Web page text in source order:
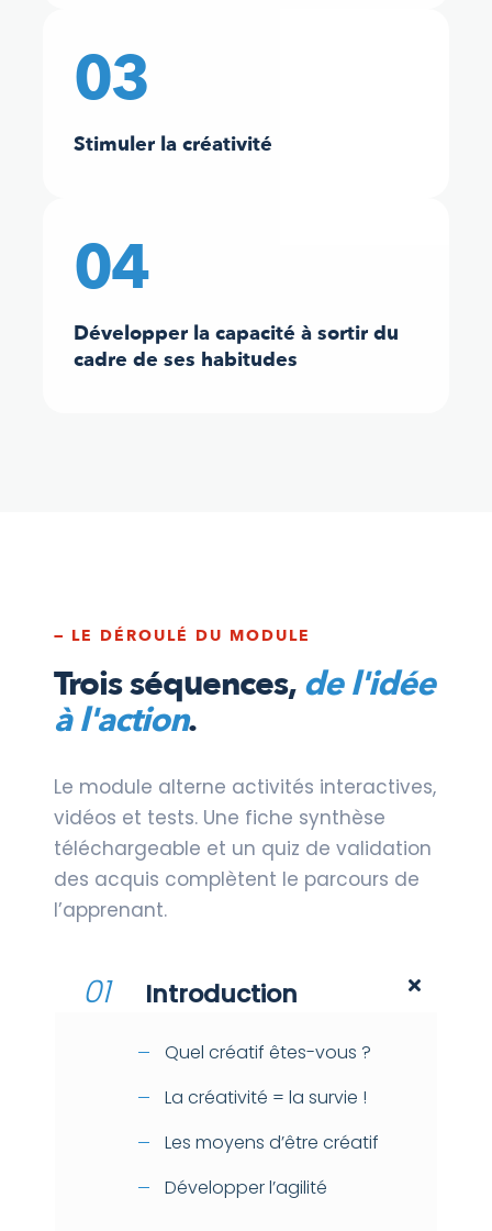
03
Stimuler la créativité
04
Développer la capacité à sortir du
cadre de ses habitudes
— LE DÉROULÉ DU MODULE
Trois séquences,de l'idée
à l'action.
Le module alterne activités interactives,
vidéos et tests. Une fiche synthèse
téléchargeable et un quiz de validation
des acquis complètent le parcours de
l’apprenant.
01 Introduction
Quel créatif êtes-vous ?
La créativité = la survie !
Les moyens d’être créatif
Développer l’agilité